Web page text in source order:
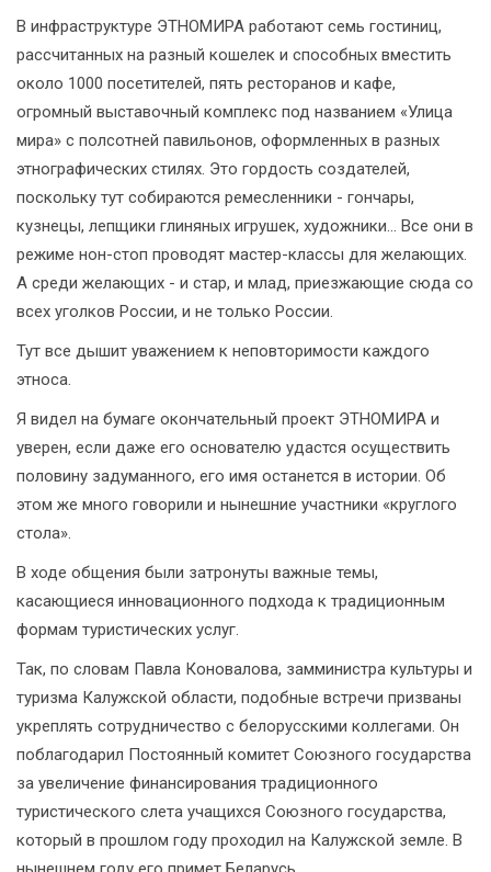
В инфраструктуре ЭТНОМИРА работают семь гостиниц,
рассчитанных на разный кошелек и способных вместить
около 1000 посетителей, пять ресторанов и кафе,
огромный выставочный комплекс под названием «Улица
мира» с полсотней павильонов, оформленных в разных
этнографических стилях. Это гордость создателей,
поскольку тут собираются ремесленники - гончары,
кузнецы, лепщики глиняных игрушек, художники... Все они в
режиме нон-стоп проводят мастер-классы для желающих.
А среди желающих - и стар, и млад, приезжающие сюда со
всех уголков России, и не только России.
Тут все дышит уважением к неповторимости каждого
этноса.
Я видел на бумаге окончательный проект ЭТНОМИРА и
уверен, если даже его основателю удастся осуществить
половину задуманного, его имя останется в истории. Об
этом же много говорили и нынешние участники «круглого
стола».
В ходе общения были затронуты важные темы,
касающиеся инновационного подхода к традиционным
формам туристических услуг.
Так, по словам Павла Коновалова, замминистра культуры и
туризма Калужской области, подобные встречи призваны
укреплять сотрудничество с белорусскими коллегами. Он
поблагодарил Постоянный комитет Союзного государства
за увеличение финансирования традиционного
туристического слета учащихся Союзного государства,
который в прошлом году проходил на Калужской земле. В